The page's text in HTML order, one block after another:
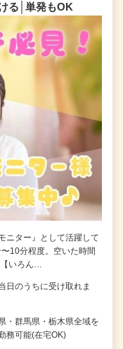
る│単発もOK
ニター』として活躍して
10分程度。空いた時間
いろん…
のうちに受け取れま
群馬県・栃木県全域を
務可能(在宅OK)